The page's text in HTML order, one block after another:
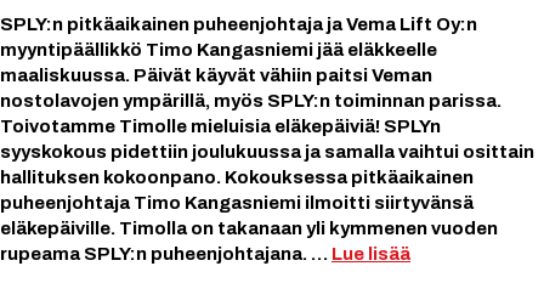
SPLY:n pitkäaikainen puheenjohtaja ja Vema Lift Oy:n
myyntipäällikkö Timo Kangasniemi jää eläkkeelle
maaliskuussa. Päivät käyvät vähiin paitsi Veman
nostolavojen ympärillä, myös SPLY:n toiminnan parissa.
Toivotamme Timolle mieluisia eläkepäiviä! SPLYn
syyskokous pidettiin joulukuussa ja samalla vaihtui osittain
hallituksen kokoonpano. Kokouksessa pitkäaikainen
puheenjohtaja Timo Kangasniemi ilmoitti siirtyvänsä
eläkepäiville. Timolla on takanaan yli kymmenen vuoden
rupeama SPLY:n puheenjohtajana. … Lue lisää